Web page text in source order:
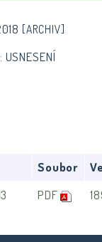
[ARCHIV]
USNESENÍ
Soubor
PDF